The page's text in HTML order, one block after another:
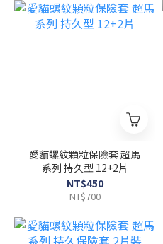
愛貓螺紋顆粒保險套 超馬
系列 持久型 12+2片
NT$450
NT$700